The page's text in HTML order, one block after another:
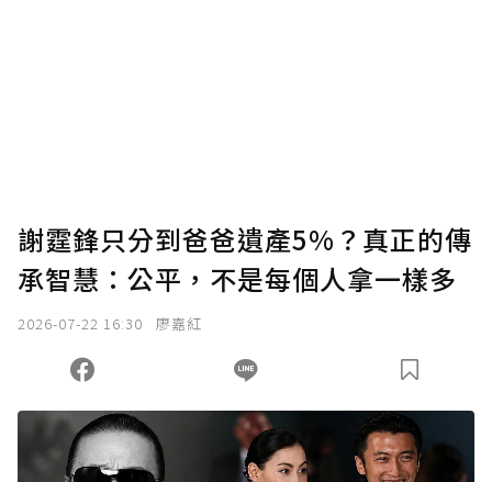
謝霆鋒只分到爸爸遺產5%？真正的傳
承智慧：公平，不是每個人拿一樣多
2026-07-22 16:30 廖嘉紅